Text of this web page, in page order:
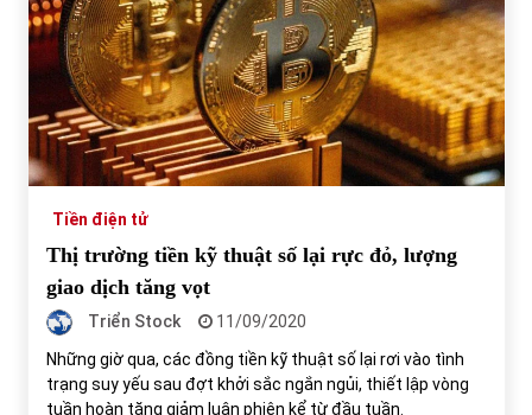
06/06/2022
Top 10 tỷ phú giàu nhất thế giới – Bảng xếp hạng 2022
31/05/2022
Tiền gửi vào ngân hàng tiếp tục tăng mạnh
31/05/2022
Tiền điện tử
Thị trường tiền kỹ thuật số lại rực đỏ, lượng
giao dịch tăng vọt
Triển Stock
11/09/2020
Những giờ qua, các đồng tiền kỹ thuật số lại rơi vào tình
trạng suy yếu sau đợt khởi sắc ngắn ngủi, thiết lập vòng
tuần hoàn tăng giảm luân phiên kể từ đầu tuần.